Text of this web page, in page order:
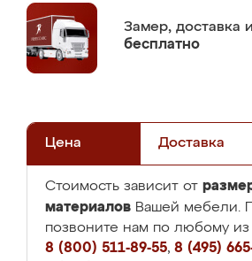
Замер, доставка
бесплатно
Цена Доставка
Стоимость зависит от
материалов Вашей мебели.
позвоните нам по любому
8 (800) 511-89-55, 8 (495)